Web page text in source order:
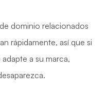
dominio relacionados
rápidamente, así que si
a su marca,